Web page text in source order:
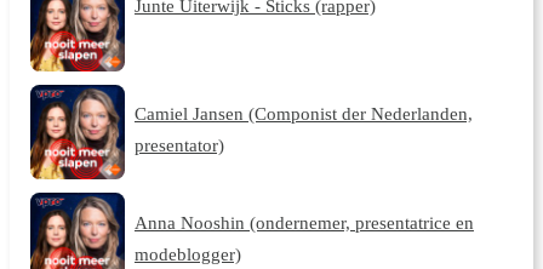
Junte Uiterwijk - Sticks (rapper)
Camiel Jansen (Componist der Nederlanden,
presentator)
Anna Nooshin (ondernemer, presentatrice en
modeblogger)